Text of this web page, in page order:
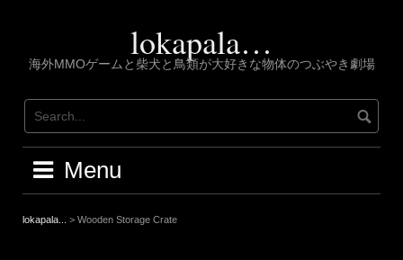
lokapala…
海外MMOゲームと柴犬と鳥類が大好きな物体のつぶやき劇場
Menu
lokapala... > Wooden Storage Crate